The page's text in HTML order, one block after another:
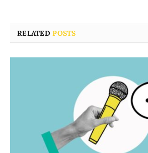
RELATEDPOSTS